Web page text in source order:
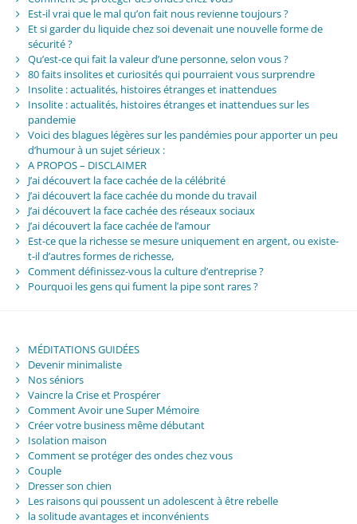
Est-il vrai que le mal qu’on fait nous revienne toujours ?
Et si garder du liquide chez soi devenait une nouvelle forme de
sécurité ?
Qu’est-ce qui fait la valeur d’une personne, selon vous ?
80 faits insolites et curiosités qui pourraient vous surprendre
Insolite : actualités, histoires étranges et inattendues
Insolite : actualités, histoires étranges et inattendues sur les
pandemie
Voici des blagues légères sur les pandémies pour apporter un peu
d’humour à un sujet sérieux :
A PROPOS – DISCLAIMER
J’ai découvert la face cachée de la célébrité
J’ai découvert la face cachée du monde du travail
J’ai découvert la face cachée des réseaux sociaux
J’ai découvert la face cachée de l’amour
Est-ce que la richesse se mesure uniquement en argent, ou existe-
t-il d’autres formes de richesse,
Comment définissez-vous la culture d’entreprise ?
Pourquoi les gens qui fument la pipe sont rares ?
MÉDITATIONS GUIDÉES
Devenir minimaliste
Nos séniors
Vaincre la Crise et Prospérer
Comment Avoir une Super Mémoire
Créer votre business même débutant
Isolation maison
Comment se protéger des ondes chez vous
Couple
Dresser son chien
Les raisons qui poussent un adolescent à être rebelle
la solitude avantages et inconvénients